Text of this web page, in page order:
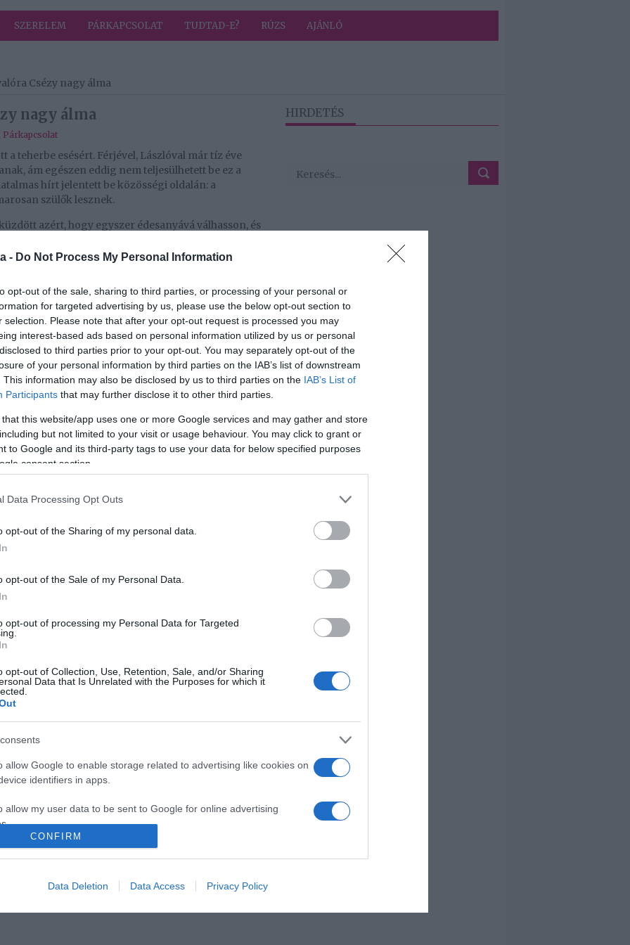
- Do Not Process My Personal Information
opt-out of the sale, sharing to third parties, or processing of your personal or
for targeted advertising by us, please use the below opt-out section to
selection. Please note that after your opt-out request is processed you may
interest-based ads based on personal information utilized by us or personal
to third parties prior to your opt-out. You may separately opt-out of the
of your personal information by third parties on the IAB’s list of downstream
This information may also be disclosed by us to third parties on the IAB’s List of
Participants that may further disclose it to other third parties.
that this website/app uses one or more Google services and may gather and store
but not limited to your visit or usage behaviour. You may click to grant or
to Google and its third-party tags to use your data for below specified purposes
consent section.
Data Processing Opt Outs
opt-out of the Sharing of my personal data.
opt-out of the Sale of my Personal Data.
opt-out of processing my Personal Data for Targeted
opt-out of Collection, Use, Retention, Sale, and/or Sharing
Data that Is Unrelated with the Purposes for which it
allow Google to enable storage related to advertising like cookies on
identifiers in apps.
allow my user data to be sent to Google for online advertising
allow Google to send me personalized advertising.
allow Google to enable storage related to analytics like cookies on
CONFIRM
Data Deletion Data Access Privacy Policy
SZERELEM PÁRKAPCSOLAT TUDTAD-E? RÚZS AJÁNLÓ
Csézy nagy álma
nagy álma
Párkapcsolat
a teherbe esésért. Férjével, Lászlóval már tíz éve
ám egészen eddig nem teljesülhetett be ez a
hírt jelentett be közösségi oldalán: a
szülők lesznek.
azért, hogy egyszer édesanyává válhasson, és
egészen eddig nem érkezett el a
művésznevén Csézy januárban megrendítő
hogy az életét nem tudja elképzelni gyermek
csak egy éve van, hiszen a magyar törvények
kezelésekkel.
legfőbb értelme a gyerek, nem tudom
teszek, teszünk érte, hogy legyen. Ez egy nagy
mélyén azt érzem, előbb-utóbb sikerrel járok,
aki optimistán állt a lombikprogramhoz, és a hitét
osztott meg közösségi oldalán, miszerint az
és végre valóra válhatott az, amire már
várják!
testben két szív dobog, Édesanya leszek!
aki egy boldog közös fotót is csatolt a
kötötték össze az életüket, az énekesnő
az oltár elé vezesse őt, hiszen hatalmas
is. Csézy lapunknak még az eljegyzése
kisbabát. A pár azóta is nagyon boldog
de úgy érezték, egy baba még hiányzik az
Pinterest
,álom
2026-08-06.
Kánikula a
2026-08-06.
Megszületett
HIRDETÉS